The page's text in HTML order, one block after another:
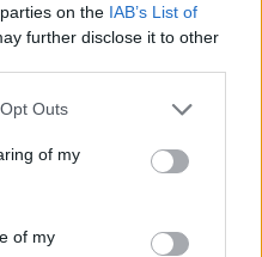
on the IAB’s List of
further disclose it to other
uses one or more Google
You may click to
and its third-party tags to
purposes in below Google
Outs
of my
of my
reale?
ultime news